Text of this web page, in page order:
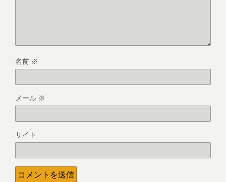
名前 ※
メール ※
サイト